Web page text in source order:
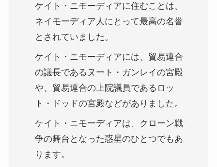
ケイト・ニモーディアに住むことは、
ネイモーディア人にとって最高の名誉
とされていました。
ケイト・ニモーディアには、貿易連合
の議長であるヌート・ガンレイの宮殿
や、貿易連合の上院議員であるロッ
ト・ドッドの宮殿などがありました。
ケイト・ニモーディアは、クローン戦
争の舞台となった惑星のひとつでもあ
ります。